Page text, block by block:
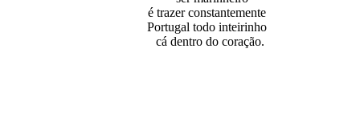
é trazer constantemente
Portugal todo inteirinho
cá dentro do coração.